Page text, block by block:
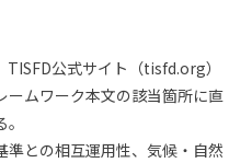
公式サイト（tisfd.org）
ームワーク本文の該当箇所に直
準との相互運用性、気候・自然